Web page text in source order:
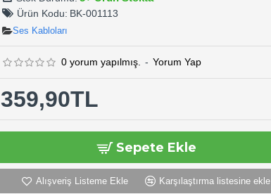
Ürün Kodu: BK-001113
Ses Kabloları
0 yorum yapılmış. - Yorum Yap
359,90TL
Sepete Ekle
Alışveriş Listeme Ekle Karşılaştırma listesine ekle